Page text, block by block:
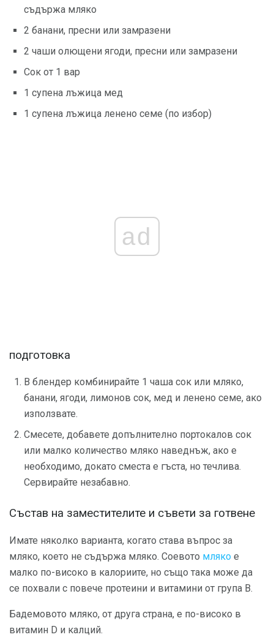
съдържа мляко
2 банани, пресни или замразени
2 чаши олющени ягоди, пресни или замразени
Сок от 1 вар
1 супена лъжица мед
1 супена лъжица ленено семе (по избор)
ad
подготовка
В блендер комбинирайте 1 чаша сок или мляко,
банани, ягоди, лимонов сок, мед и ленено семе, ако
използвате.
Смесете, добавете допълнително портокалов сок
или малко количество мляко наведнъж, ако е
необходимо, докато сместа е гъста, но течлива.
Сервирайте незабавно.
Състав на заместителите и съвети за готвене
Имате няколко варианта, когато става въпрос за
мляко, което не съдържа мляко. Соевото мляко е
малко по-високо в калориите, но също така може да
се похвали с повече протеини и витамини от група В.
Бадемовото мляко, от друга страна, е по-високо в
витамин D и калций.